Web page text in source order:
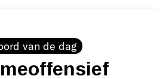
van de dag